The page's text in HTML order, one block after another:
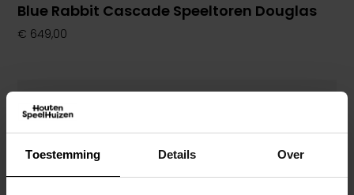
Toestemming Details Over
Blue Rabbit Cascade Speeltoren Douglas
€ 649,00